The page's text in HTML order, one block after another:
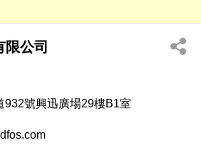
公司
932號興迅廣場29樓B1室